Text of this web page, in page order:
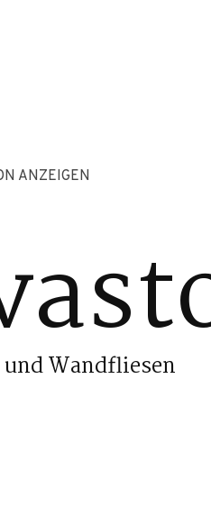
ANZEIGEN
Wandfliesen